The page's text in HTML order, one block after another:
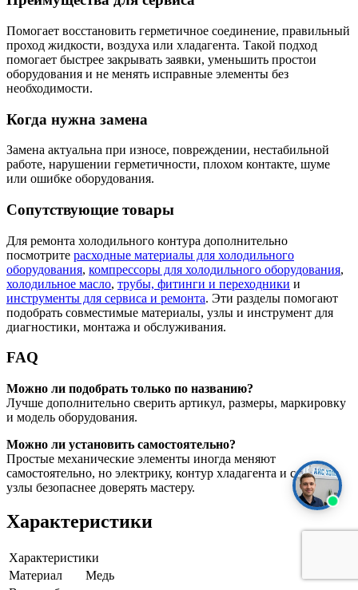
Помогает восстановить герметичное соединение, правильный
проход жидкости, воздуха или хладагента. Такой подход
помогает быстрее закрывать заявки, уменьшить простои
оборудования и не менять исправные элементы без
необходимости.
Когда нужна замена
Замена актуальна при износе, повреждении, нестабильной
работе, нарушении герметичности, плохом контакте, шуме
или ошибке оборудования.
Сопутствующие товары
Для ремонта холодильного контура дополнительно
посмотрите расходные материалы для холодильного
оборудования, компрессоры для холодильного оборудования,
холодильное масло, трубы, фитинги и переходники и
инструменты для сервиса и ремонта. Эти разделы помогают
подобрать совместимые материалы, узлы и инструмент для
диагностики, монтажа и обслуживания.
FAQ
Можно ли подобрать только по названию?
Лучше дополнительно сверить артикул, размеры, маркировку
и модель оборудования.
Можно ли установить самостоятельно?
Простые механические элементы иногда меняют
самостоятельно, но электрику, контур хладагента и сложные
узлы безопаснее доверять мастеру.
Характеристики
Характеристики
Материал
Медь